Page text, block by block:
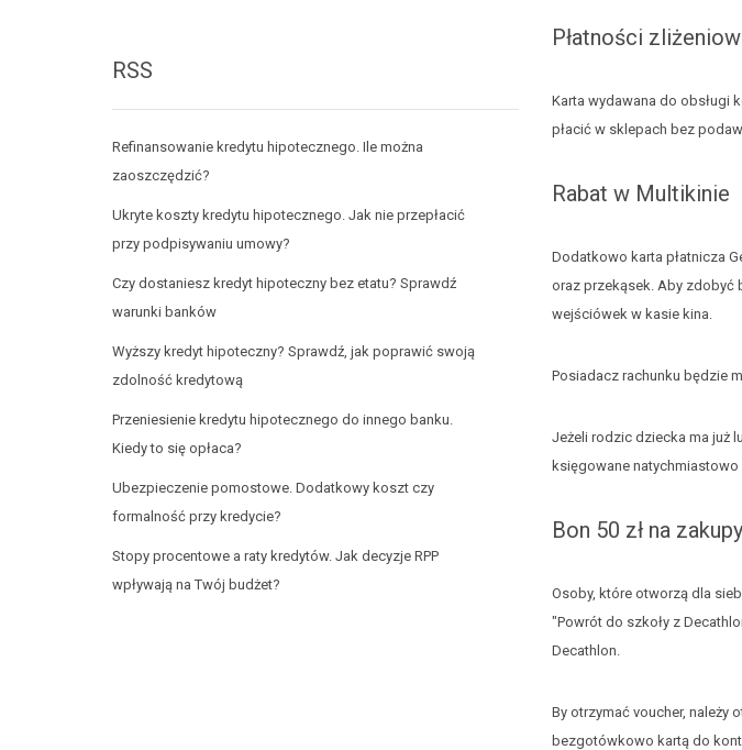
RSS
Refinansowanie kredytu hipotecznego. Ile można
zaoszczędzić?
Ukryte koszty kredytu hipotecznego. Jak nie przepłacić
przy podpisywaniu umowy?
Czy dostaniesz kredyt hipoteczny bez etatu? Sprawdź
warunki banków
Wyższy kredyt hipoteczny? Sprawdź, jak poprawić swoją
zdolność kredytową
Przeniesienie kredytu hipotecznego do innego banku.
Kiedy to się opłaca?
Ubezpieczenie pomostowe. Dodatkowy koszt czy
formalność przy kredycie?
Stopy procentowe a raty kredytów. Jak decyzje RPP
wpływają na Twój budżet?
Płatności
Karta wydawana do obsługi
płacić w sklepach bez
Rabat w Multikinie
Dodatkowo karta płatnicza
oraz przekąsek. Aby zdobyć
wejściówek w kasie kina.
Posiadacz rachunku będzie
Jeżeli rodzic dziecka ma już
księgowane
Bon 50 zł na
Osoby, które otworzą dla
"Powrót do szkoły z
Decathlon.
By otrzymać voucher, należy
bezgotówkowo kartą do